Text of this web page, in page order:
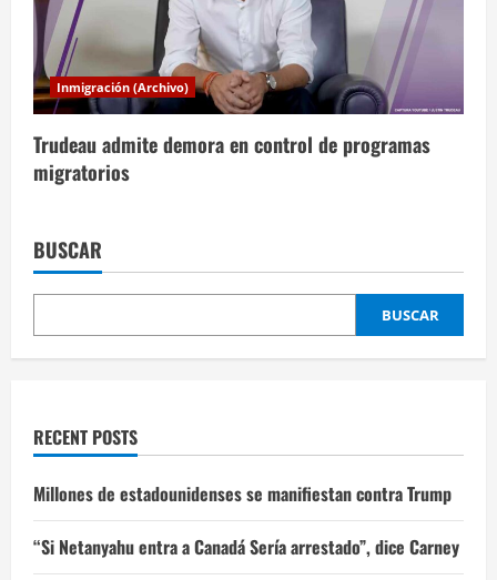
Inmigración (Archivo)
Trudeau admite demora en control de programas
migratorios
BUSCAR
BUSCAR
RECENT POSTS
Millones de estadounidenses se manifiestan contra Trump
“Si Netanyahu entra a Canadá Sería arrestado”, dice Carney